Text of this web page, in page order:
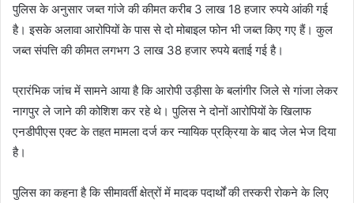
पुलिस के अनुसार जब्त गांजे की कीमत करीब 3 लाख 18 हजार रुपये आंकी गई
है। इसके अलावा आरोपियों के पास से दो मोबाइल फोन भी जब्त किए गए हैं। कुल
जब्त संपत्ति की कीमत लगभग 3 लाख 38 हजार रुपये बताई गई है।
प्रारंभिक जांच में सामने आया है कि आरोपी उड़ीसा के बलांगीर जिले से गांजा लेकर
नागपुर ले जाने की कोशिश कर रहे थे। पुलिस ने दोनों आरोपियों के खिलाफ
एनडीपीएस एक्ट के तहत मामला दर्ज कर न्यायिक प्रक्रिया के बाद जेल भेज दिया
है।
पुलिस का कहना है कि सीमावर्ती क्षेत्रों में मादक पदार्थों की तस्करी रोकने के लिए